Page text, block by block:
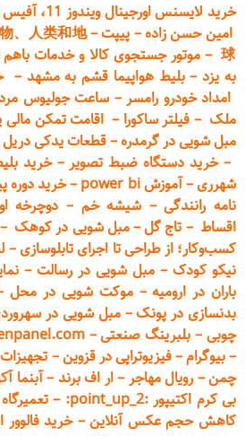
خرید لایسنس اورجینال ویندوز 11، آفیس 365
امین حسن زاده– پیپت–
、人类和地
球
– موتور جستجوی کالا و خدمات
به یزد–بلیط هواپیما قشم به مشهد –
امداد خودرو رامسر– ساعت جولیوس
ملک – فیلتر ساکورا – اقامت تمکن مالی
مبل شویی در گرمدره–قطعاتیدکی
–خرید دستگاه ضبط تصویر–خرید
شهرری–آموزش power bi –خرید دوره
نامه رانندگی– شیشه خم – دوچرخه
اقساط – تاج گل–مبل شویی در کوهک
کسب‌وکار؛ از طراحی تا اجرای تابلوسازی–
نیکو کودک – مبل شویی در رسالت –
باران در ارومیه–موکت شویی در محل
بدنسازی در پونک–مبل شویی در
چوبی – بلبرینگ صنعتی–
–بیوگرام–فیزیوتراپی در قزوین–
چمن– رویال مهاجر –ار اف برند –آبنما
بی کرم اکتیپور :point_up_2:
– تعمیر
کاهش حجم عکس آنلاین–خرید فالوور